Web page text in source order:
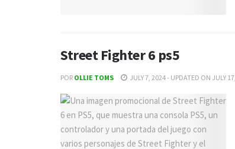
Street Fighter 6 ps5
POR OLLIE TOMS JULY 7, 2024 - UPDATED ON JULY